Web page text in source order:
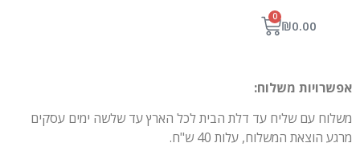
₪0.00
0
אפשרויות משלוח:
משלוח עם שליח עד דלת הבית לכל הארץ עד שלשה ימים עסקים
מרגע הוצאת המשלוח, עלות 40 ש"ח.